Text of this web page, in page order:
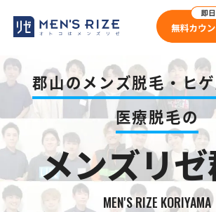
郡山のメンズ脱毛・ヒ
医療脱毛の
メンズリ
MEN'S RIZE KORIYAMA